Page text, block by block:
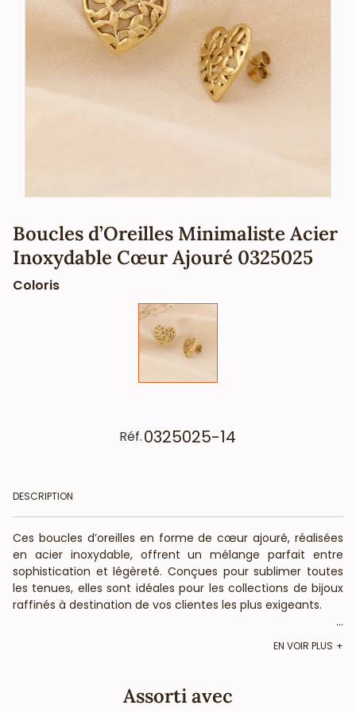
Boucles d’Oreilles Minimaliste Acier
Inoxydable Cœur Ajouré 0325025
Coloris
Réf.0325025-14
DESCRIPTION
Ces boucles d’oreilles en forme de cœur ajouré, réalisées
en acier inoxydable, offrent un mélange parfait entre
sophistication et légèreté. Conçues pour sublimer toutes
les tenues, elles sont idéales pour les collections de bijoux
raffinés à destination de vos clientes les plus exigeants.
- Dimensions 16x16mm environ : Taille idéale pour un port
...
EN VOIR PLUS
Assorti avec